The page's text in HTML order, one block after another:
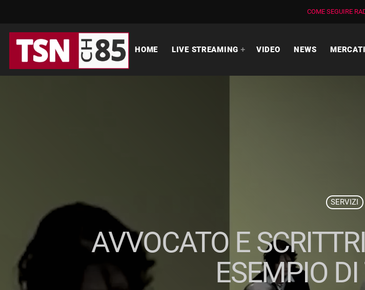
COME SEGUIRE
HOME LIVE STREAMING VIDEO NEWS
SERVIZI
AVVOCATO E
ESEMPIO